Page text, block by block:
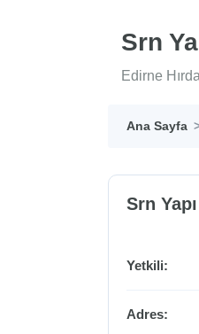
Srn
Edirne
Ana Sayfa
Srn Yapı
Yetkili:
Adres: